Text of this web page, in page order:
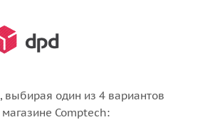
выбирая один из 4 вариантов
Comptech: